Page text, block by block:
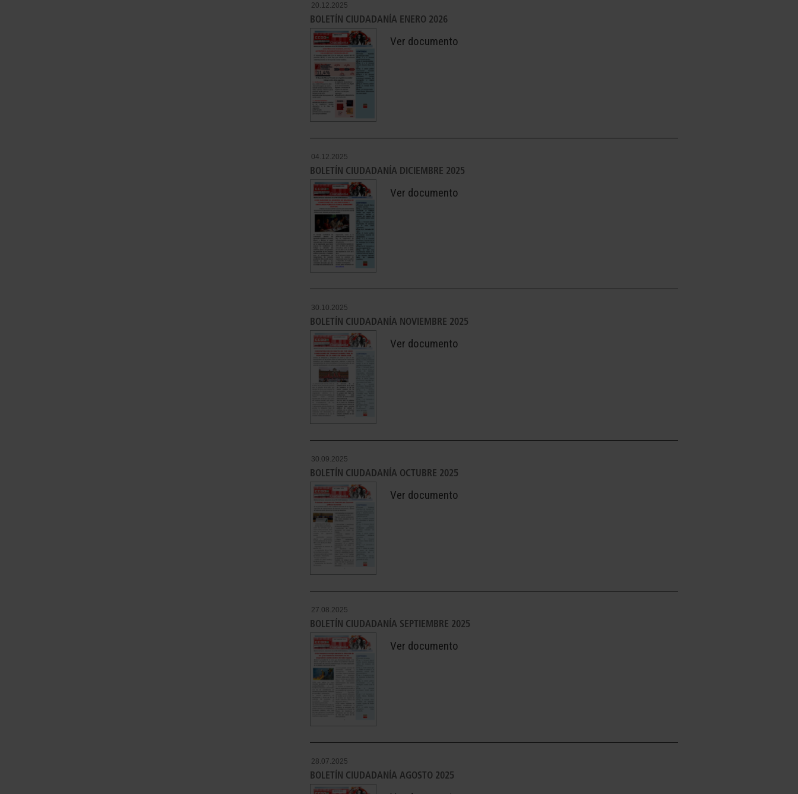
20.12.2025
BOLETÍN CIUDADANÍA ENERO 2026
Ver documento
04.12.2025
BOLETÍN CIUDADANÍA DICIEMBRE 2025
Ver documento
30.10.2025
BOLETÍN CIUDADANÍA NOVIEMBRE 2025
Ver documento
30.09.2025
BOLETÍN CIUDADANÍA OCTUBRE 2025
Ver documento
27.08.2025
BOLETÍN CIUDADANÍA SEPTIEMBRE 2025
Ver documento
28.07.2025
BOLETÍN CIUDADANÍA AGOSTO 2025